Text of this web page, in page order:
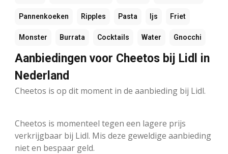
Pannenkoeken Ripples Pasta Ijs Friet
Monster Burrata Cocktails Water Gnocchi
Aanbiedingen voor Cheetos bij Lidl in
Nederland
Cheetos is op dit moment in de aanbieding bij Lidl.
Cheetos is momenteel tegen een lagere prijs
verkrijgbaar bij Lidl. Mis deze geweldige aanbieding
niet en bespaar geld.